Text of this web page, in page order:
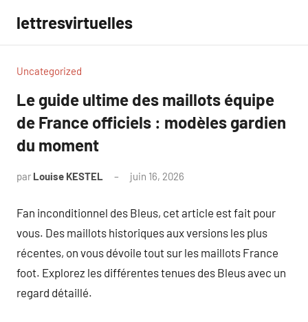
contenu
lettresvirtuelles
Uncategorized
Le guide ultime des maillots équipe
de France officiels : modèles gardien
du moment
par Louise KESTEL juin 16, 2026
Fan inconditionnel des Bleus, cet article est fait pour
vous. Des maillots historiques aux versions les plus
récentes, on vous dévoile tout sur les maillots France
foot. Explorez les différentes tenues des Bleus avec un
regard détaillé.